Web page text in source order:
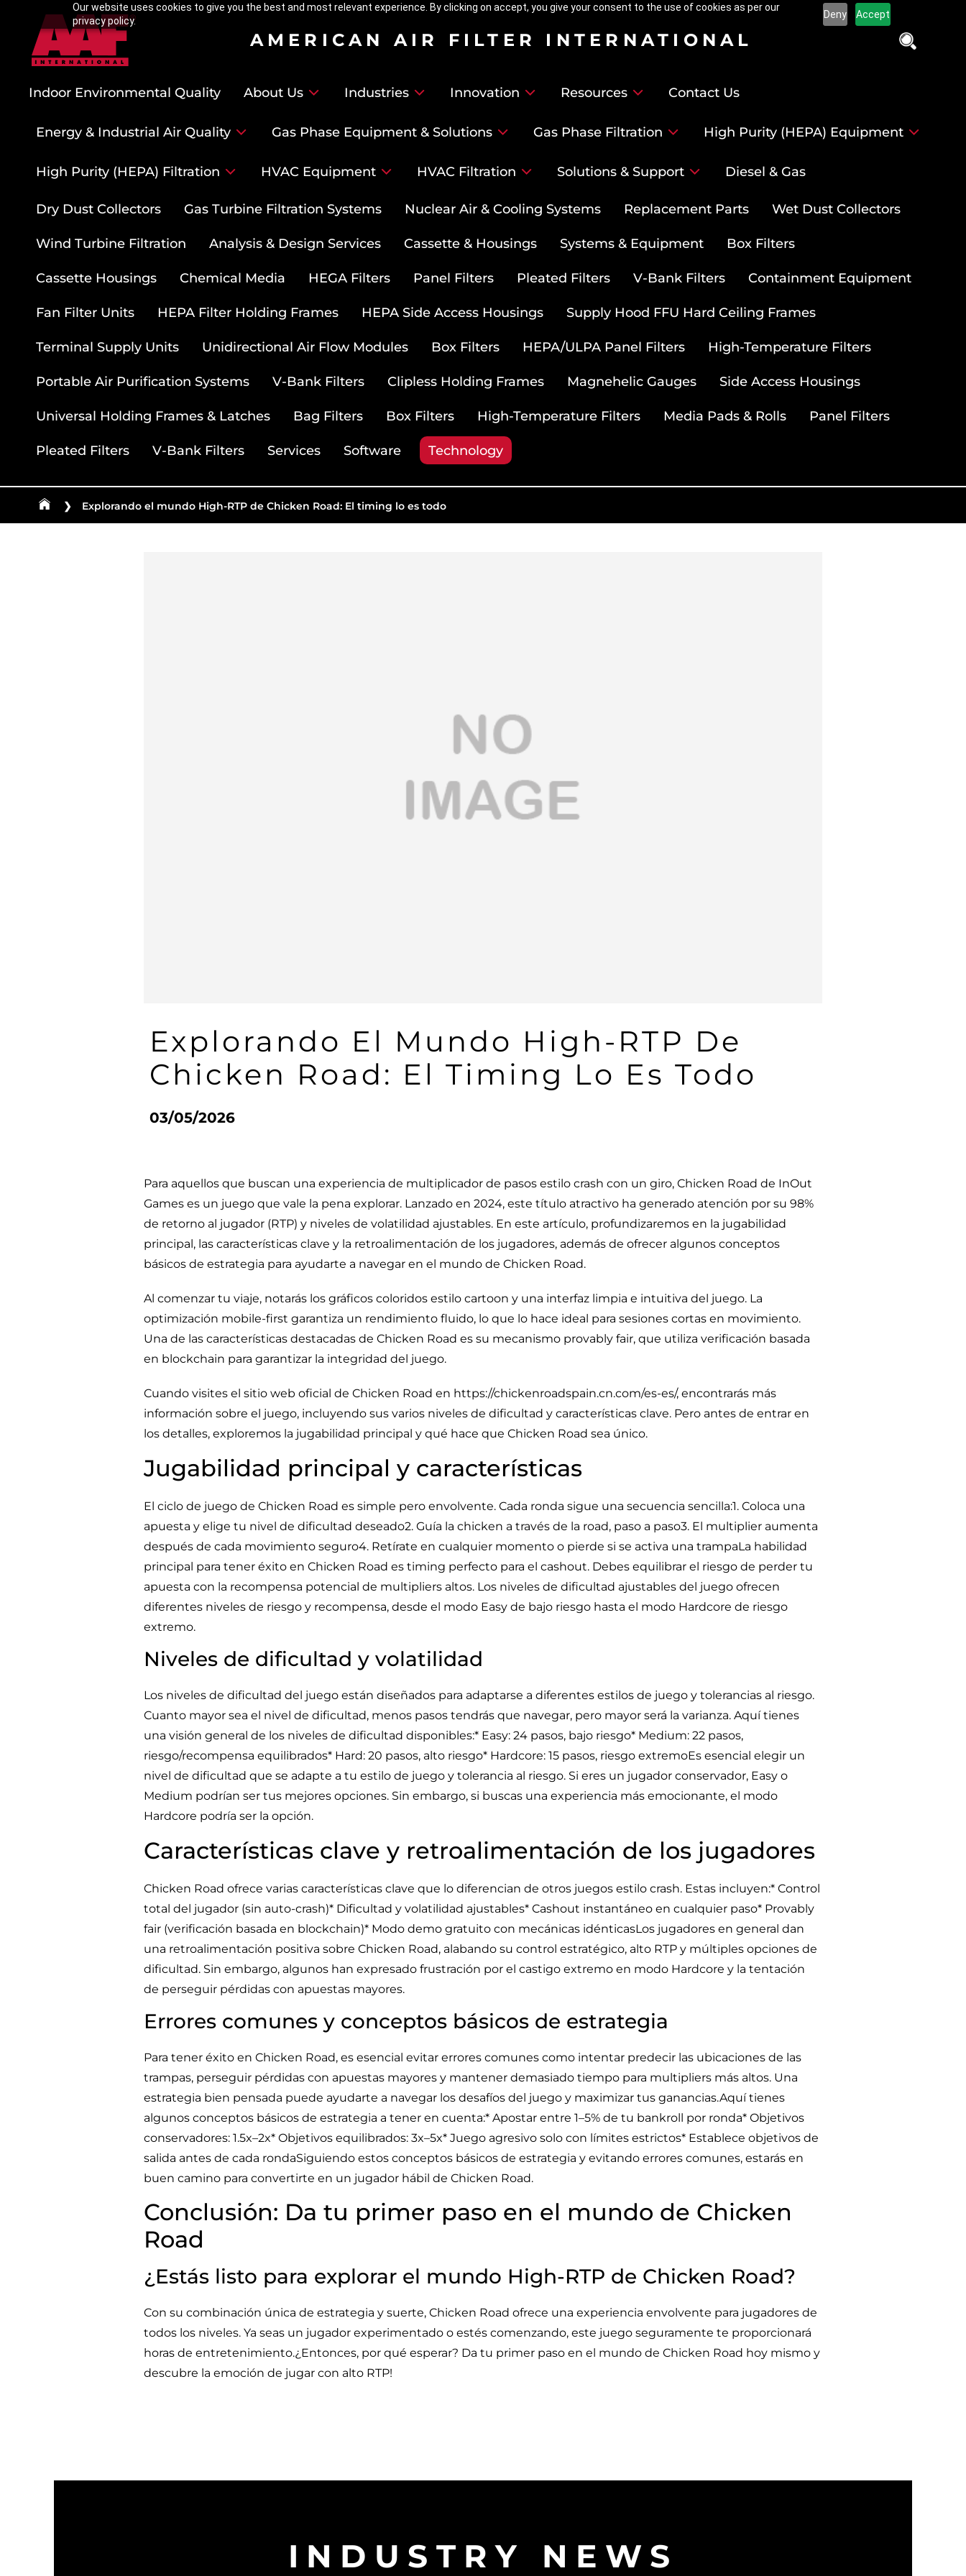
Our website uses cookies to give you the best and most relevant experience. By clicking on accept, you give your consent to the use of cookies as per our
privacy policy.
Deny Accept
AMERICAN AIR FILTER INTERNATIONAL
Indoor Environmental Quality About Us Industries Innovation Resources Contact Us
Energy & Industrial Air Quality Gas Phase Equipment & Solutions Gas Phase Filtration High Purity (HEPA) Equipment
High Purity (HEPA) Filtration HVAC Equipment HVAC Filtration Solutions & Support Diesel & Gas
Dry Dust Collectors Gas Turbine Filtration Systems Nuclear Air & Cooling Systems Replacement Parts Wet Dust Collectors
Wind Turbine Filtration Analysis & Design Services Cassette & Housings Systems & Equipment Box Filters
Cassette Housings Chemical Media HEGA Filters Panel Filters Pleated Filters V-Bank Filters Containment Equipment
Fan Filter Units HEPA Filter Holding Frames HEPA Side Access Housings Supply Hood FFU Hard Ceiling Frames
Terminal Supply Units Unidirectional Air Flow Modules Box Filters HEPA/ULPA Panel Filters High-Temperature Filters
Portable Air Purification Systems V-Bank Filters Clipless Holding Frames Magnehelic Gauges Side Access Housings
Universal Holding Frames & Latches Bag Filters Box Filters High-Temperature Filters Media Pads & Rolls Panel Filters
Pleated Filters V-Bank Filters Services Software Technology
❯ Explorando el mundo High-RTP de Chicken Road: El timing lo es todo
Explorando El Mundo High-RTP De
Chicken Road: El Timing Lo Es Todo
03/05/2026
Para aquellos que buscan una experiencia de multiplicador de pasos estilo crash con un giro, Chicken Road de InOut
Games es un juego que vale la pena explorar. Lanzado en 2024, este título atractivo ha generado atención por su 98%
de retorno al jugador (RTP) y niveles de volatilidad ajustables. En este artículo, profundizaremos en la jugabilidad
principal, las características clave y la retroalimentación de los jugadores, además de ofrecer algunos conceptos
básicos de estrategia para ayudarte a navegar en el mundo de Chicken Road.
Al comenzar tu viaje, notarás los gráficos coloridos estilo cartoon y una interfaz limpia e intuitiva del juego. La
optimización mobile-first garantiza un rendimiento fluido, lo que lo hace ideal para sesiones cortas en movimiento.
Una de las características destacadas de Chicken Road es su mecanismo provably fair, que utiliza verificación basada
en blockchain para garantizar la integridad del juego.
Cuando visites el sitio web oficial de Chicken Road en https://chickenroadspain.cn.com/es-es/, encontrarás más
información sobre el juego, incluyendo sus varios niveles de dificultad y características clave. Pero antes de entrar en
los detalles, exploremos la jugabilidad principal y qué hace que Chicken Road sea único.
Jugabilidad principal y características
El ciclo de juego de Chicken Road es simple pero envolvente. Cada ronda sigue una secuencia sencilla:1. Coloca una
apuesta y elige tu nivel de dificultad deseado2. Guía la chicken a través de la road, paso a paso3. El multiplier aumenta
después de cada movimiento seguro4. Retírate en cualquier momento o pierde si se activa una trampaLa habilidad
principal para tener éxito en Chicken Road es timing perfecto para el cashout. Debes equilibrar el riesgo de perder tu
apuesta con la recompensa potencial de multipliers altos. Los niveles de dificultad ajustables del juego ofrecen
diferentes niveles de riesgo y recompensa, desde el modo Easy de bajo riesgo hasta el modo Hardcore de riesgo
extremo.
Niveles de dificultad y volatilidad
Los niveles de dificultad del juego están diseñados para adaptarse a diferentes estilos de juego y tolerancias al riesgo.
Cuanto mayor sea el nivel de dificultad, menos pasos tendrás que navegar, pero mayor será la varianza. Aquí tienes
una visión general de los niveles de dificultad disponibles:* Easy: 24 pasos, bajo riesgo* Medium: 22 pasos,
riesgo/recompensa equilibrados* Hard: 20 pasos, alto riesgo* Hardcore: 15 pasos, riesgo extremoEs esencial elegir un
nivel de dificultad que se adapte a tu estilo de juego y tolerancia al riesgo. Si eres un jugador conservador, Easy o
Medium podrían ser tus mejores opciones. Sin embargo, si buscas una experiencia más emocionante, el modo
Hardcore podría ser la opción.
Características clave y retroalimentación de los jugadores
Chicken Road ofrece varias características clave que lo diferencian de otros juegos estilo crash. Estas incluyen:* Control
total del jugador (sin auto-crash)* Dificultad y volatilidad ajustables* Cashout instantáneo en cualquier paso* Provably
fair (verificación basada en blockchain)* Modo demo gratuito con mecánicas idénticasLos jugadores en general dan
una retroalimentación positiva sobre Chicken Road, alabando su control estratégico, alto RTP y múltiples opciones de
dificultad. Sin embargo, algunos han expresado frustración por el castigo extremo en modo Hardcore y la tentación
de perseguir pérdidas con apuestas mayores.
Errores comunes y conceptos básicos de estrategia
Para tener éxito en Chicken Road, es esencial evitar errores comunes como intentar predecir las ubicaciones de las
trampas, perseguir pérdidas con apuestas mayores y mantener demasiado tiempo para multipliers más altos. Una
estrategia bien pensada puede ayudarte a navegar los desafíos del juego y maximizar tus ganancias.Aquí tienes
algunos conceptos básicos de estrategia a tener en cuenta:* Apostar entre 1–5% de tu bankroll por ronda* Objetivos
conservadores: 1.5x–2x* Objetivos equilibrados: 3x–5x* Juego agresivo solo con límites estrictos* Establece objetivos de
salida antes de cada rondaSiguiendo estos conceptos básicos de estrategia y evitando errores comunes, estarás en
buen camino para convertirte en un jugador hábil de Chicken Road.
Conclusión: Da tu primer paso en el mundo de Chicken
Road
¿Estás listo para explorar el mundo High-RTP de Chicken Road?
Con su combinación única de estrategia y suerte, Chicken Road ofrece una experiencia envolvente para jugadores de
todos los niveles. Ya seas un jugador experimentado o estés comenzando, este juego seguramente te proporcionará
horas de entretenimiento.¿Entonces, por qué esperar? Da tu primer paso en el mundo de Chicken Road hoy mismo y
descubre la emoción de jugar con alto RTP!
INDUSTRY NEWS